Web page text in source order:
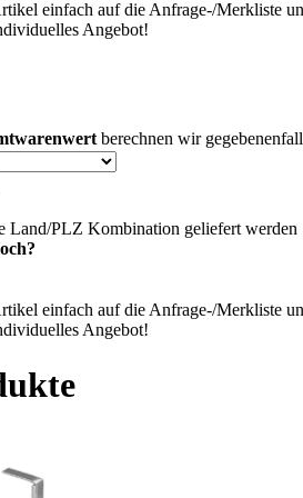
einfach auf die Anfrage-/Merkliste
Angebot!
berechnen wir
Land/PLZ Kombination geliefert werden
einfach auf die Anfrage-/Merkliste
Angebot!